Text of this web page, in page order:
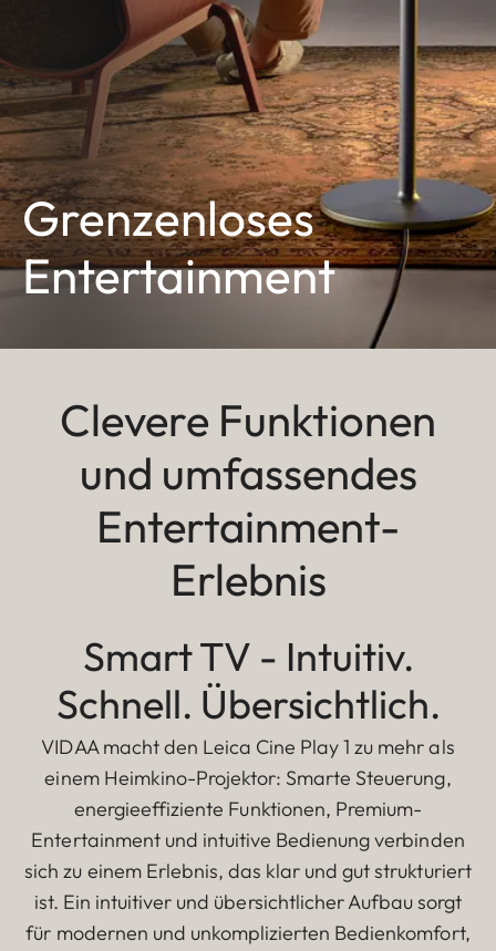
Grenzenloses
Entertainment
Clevere Funktionen
und umfassendes
Entertainment-
Erlebnis
Smart TV - Intuitiv.
Schnell. Übersichtlich.
VIDAA macht den Leica Cine Play 1 zu mehr als
einem Heimkino-Projektor: Smarte Steuerung,
energieeffiziente Funktionen, Premium-
Entertainment und intuitive Bedienung verbinden
sich zu einem Erlebnis, das klar und gut strukturiert
ist. Ein intuitiver und übersichtlicher Aufbau sorgt
für modernen und unkomplizierten Bedienkomfort,